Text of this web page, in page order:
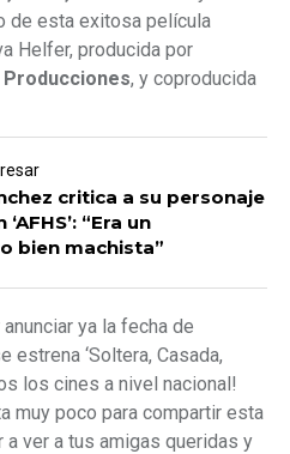
de esta exitosa película
Helfer, producida por
Producciones, y coproducida
critica a su personaje
‘AFHS’: “Era un
bien machista”
ya la fecha de
estrena ‘Soltera, Casada,
los cines a nivel nacional!
muy poco para compartir esta
ver a tus amigas queridas y